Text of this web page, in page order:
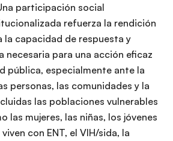
participación social
refuerza la rendición
la capacidad de respuesta y
necesaria para una acción eficaz
pública, especialmente ante la
personas, las comunidades y la
las poblaciones vulnerables
las mujeres, las niñas, los jóvenes
con ENT, el VIH/sida, la